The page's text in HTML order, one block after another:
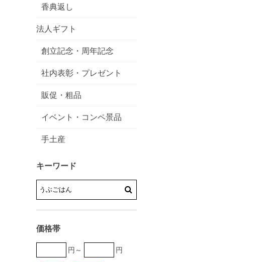
香典返し
法人ギフト
創立記念・周年記念
社内表彰・プレゼント
販促・粗品
イベント・コンペ景品
手土産
キーワード
価格帯
円～ 円